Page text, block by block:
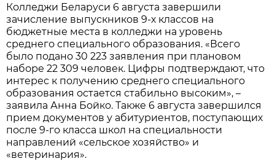
Колледжи Беларуси 6 августа завершили
зачисление выпускников 9-х классов на
бюджетные места в колледжи на уровень
среднего специального образования. «Всего
было подано 30 223 заявления при плановом
наборе 22 309 человек. Цифры подтверждают, что
интерес к получению среднего специального
образования остается стабильно высоким», –
заявила Анна Бойко. Также 6 августа завершился
прием документов у абитуриентов, поступающих
после 9-го класса школ на специальности
направлений «сельское хозяйство» и
«ветеринария».